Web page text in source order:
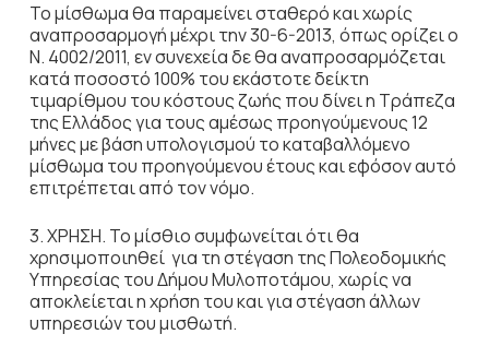
Το μίσθωμα θα παραμείνει σταθερό και χωρίς
αναπροσαρμογή μέχρι την 30-6-2013, όπως ορίζει ο
Ν. 4002/2011, εν συνεχεία δε θα αναπροσαρμόζεται
κατά ποσοστό 100% του εκάστοτε δείκτη
τιμαρίθμου του κόστους ζωής που δίνει η Τράπεζα
της Ελλάδος για τους αμέσως προηγούμενους 12
μήνες με βάση υπολογισμού το καταβαλλόμενο
μίσθωμα του προηγούμενου έτους και εφόσον αυτό
επιτρέπεται από τον νόμο.
3. ΧΡΗΣΗ. Το μίσθιο συμφωνείται ότι θα
χρησιμοποιηθεί για τη στέγαση της Πολεοδομικής
Υπηρεσίας του Δήμου Μυλοποτάμου, χωρίς να
αποκλείεται η χρήση του και για στέγαση άλλων
υπηρεσιών του μισθωτή.